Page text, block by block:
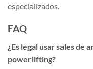
especializados.
FAQ
¿Es legal usar sales de
powerlifting?